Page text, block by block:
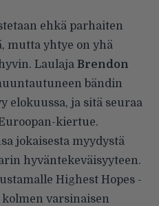
ehkä parhaiten
mutta yhtye on yhä
Laulaja Brendon
bändin
elokuussa, ja sitä seuraa
kiertue.
jokaisesta myydystä
hyväntekeväisyyteen.
Highest Hopes -
kolmen varsinaisen